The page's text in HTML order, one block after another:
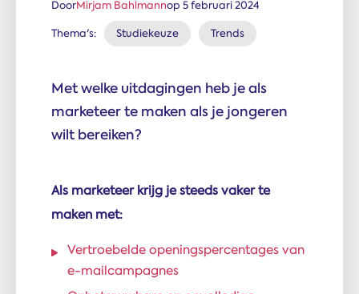
DoorMirjam Bahlmannop 5 februari 2024
Thema's: Studiekeuze Trends
Met welke uitdagingen heb je als
marketeer te maken als je jongeren
wilt bereiken?
Als marketeer krijg je steeds vaker te
maken met:
Vertroebelde openingspercentages van
e-mailcampagnes